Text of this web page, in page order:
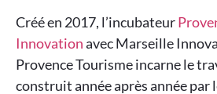
Créé en 2017, l’incubateur
Innovationavec Marseille
Provence Tourisme incarne le
construit année après année par